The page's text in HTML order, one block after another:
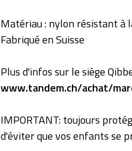
Matériau : nylon résistant à
Fabriqué en Suisse
Plus d'infos sur le siège
www.tandem.ch/achat/
IMPORTANT: toujours
d'éviter que vos enfants se